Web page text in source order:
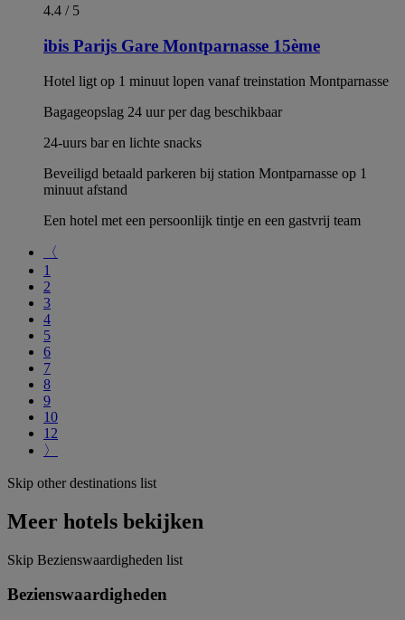
4.4 / 5
ibis Parijs Gare Montparnasse 15ème
Hotel ligt op 1 minuut lopen vanaf treinstation Montparnasse
Bagageopslag 24 uur per dag beschikbaar
24-uurs bar en lichte snacks
Beveiligd betaald parkeren bij station Montparnasse op 1
minuut afstand
Een hotel met een persoonlijk tintje en een gastvrij team
〈
1
2
3
4
5
6
7
8
9
10
12
〉
Skip other destinations list
Meer hotels bekijken
Skip Bezienswaardigheden list
Bezienswaardigheden